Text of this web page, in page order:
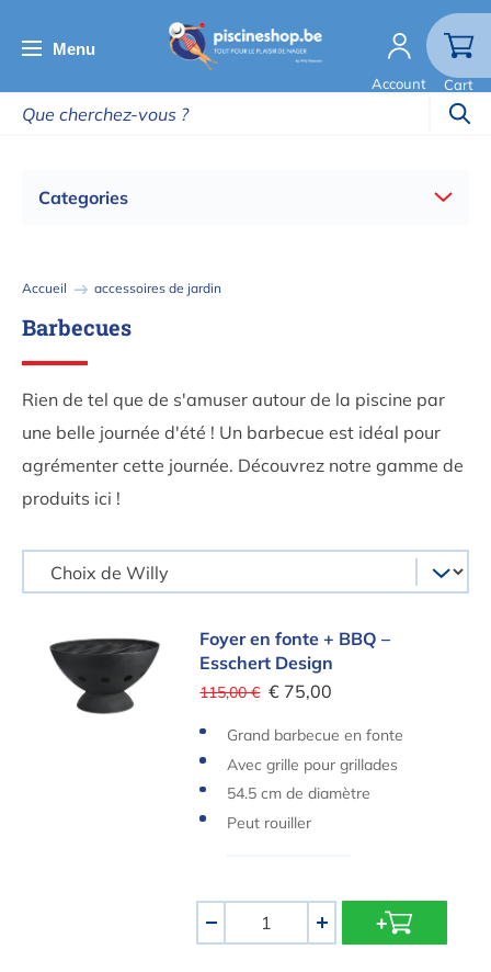
au
principal
Menu
Account Cart
Categories
Fil
Accueil accessoires de jardin
Barbecues
Rien de tel que de s'amuser autour de la piscine par
une belle journée d'été ! Un barbecue est idéal pour
agrémenter cette journée. Découvrez notre gamme de
produits ici !
Foyer en fonte + BBQ – Esschert Design
Foyer en fonte + BBQ –
Esschert Design
115,00 € € 75,00
Grand barbecue en fonte
Avec grille pour grillades
54.5 cm de diamètre
Peut rouiller
+